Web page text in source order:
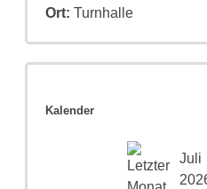
Ort: Turnhalle
Kalender
Juli